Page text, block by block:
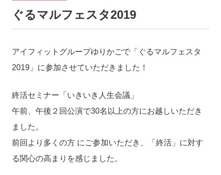
ぐるマルフェスタ2019
アイフィットグループゆりかごで「ぐるマルフェスタ
2019」に参加させていただきました！
終活セミナー「いきいき人生会議」
午前、午後２回公演で30名以上の方にお越しいただき
ました。
前回より多くの方 にご参加いただき、「終活」に対す
る関心の高まりを感じました。